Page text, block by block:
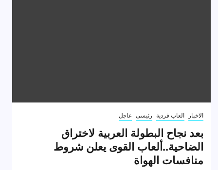
الاخبار العاب فردية رئيسى عاجل
بعد نجاح البطولة العربية لاختراق
الضاحية..ألعاب القوى يعلن شروط
منافسات الهواة